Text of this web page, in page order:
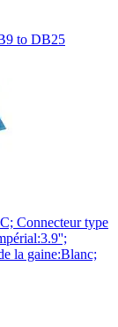
to DB25
Connecteur type
la gaine:Blanc;